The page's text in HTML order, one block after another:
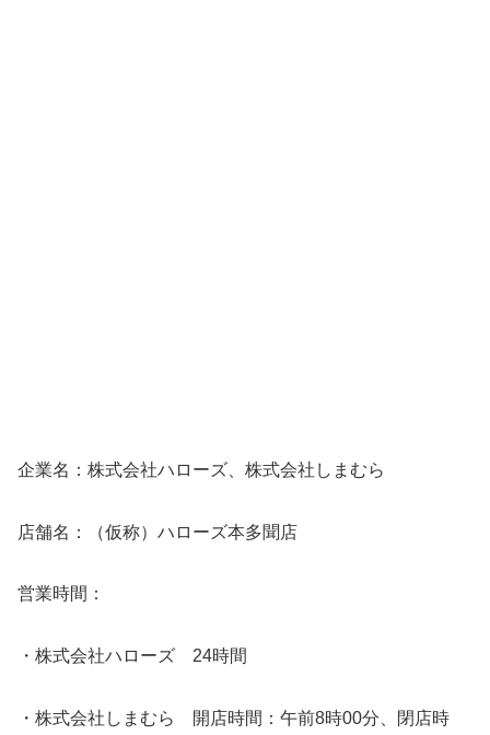
企業名：株式会社ハローズ、株式会社しまむら
店舗名：（仮称）ハローズ本多聞店
営業時間：
・株式会社ハローズ 24時間
・株式会社しまむら 開店時間：午前8時00分、閉店時